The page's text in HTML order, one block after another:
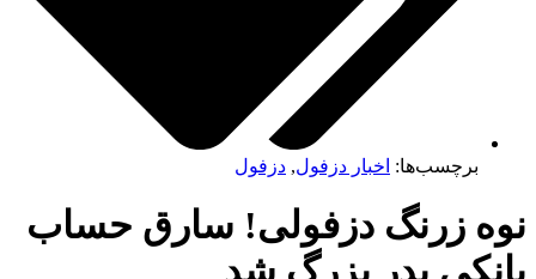
برچسب‌ها:اخبار دزفول, دزفول
زرنگ دزفولی! سارق حساب